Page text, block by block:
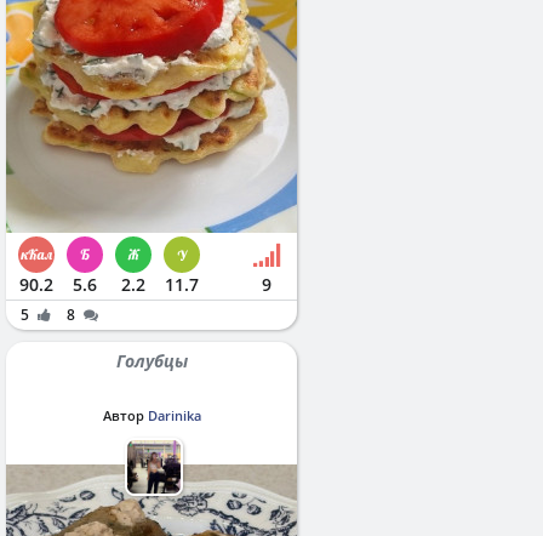
90.2 5.6 2.2 11.7 9
5 8
Голубцы
Автор Darinika